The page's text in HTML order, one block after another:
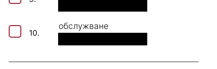
10.
обслужване